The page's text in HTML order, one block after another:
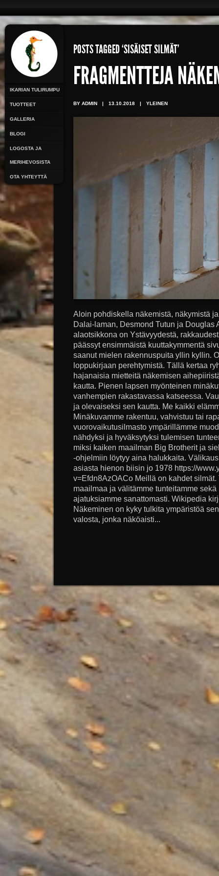
IKARIAN TULIRUMPU
TUOTTEET
GALLERIA
BLOGI
LOGOSTA JA
MERIHEVOSISTA
OTA YHTEYTTÄ
POSTS TAGGED ‘SISÄISET SILMÄT’
FRAGMENTTEJA
BY ADMIN | 13.10.2018 | YLEINEN
Aloin pohdiskella näkemistä, näkymistä
Dalai-laman, Desmond Tutun ja Douglas
alaotsikkona on Ystävyydestä,
päässyt ensimmäistä kuuttakymmentä
saanut mielen rakennuspuita yllin kyllin.
loppukirjaan perehtymistä. Tällä kertaa
hajanaisia mietteitä näkemisen
kautta. Pienen lapsen myönteinen
vanhempien rakastavassa katseessa.
ja olevaiseksi sen kautta. Me kaikki
Minäkuvamme rakentuu, vahvistuu tai
vuorovaikutusilmasto ympärillämme
nähdyksi ja hyväksytyksi tulemisen
miksi kaiken maailman Big Brotherit ja
-ohjelmiin löytyy aina halukkaita.
asiasta hienon biisin jo 1978 https://
v=Efdn8AzOACo Meillä on kahdet
maailmaa ja välitämme tunteitamme sekä
ajatuksiamme sanattomasti. Wikipedia
Näkeminen on kyky tulkita ympäristöä
valosta, jonka näköaisti...